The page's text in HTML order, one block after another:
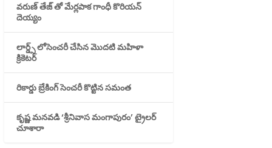
వరుణ్ తేజ్ తో మేర్లపాక గాంధీ కొరియన్
దెయ్యం
లార్డ్స్ లోసెంచరీ చేసిన మొదటి మహిళా
క్రికెటర్
రికార్డు బ్రేకింగ్ సెంచరీ కొట్టిన సమంత
కృష్ణ మనవడి ‘శ్రీనివాస మంగాపురం’ ట్రైలర్
చూశారా